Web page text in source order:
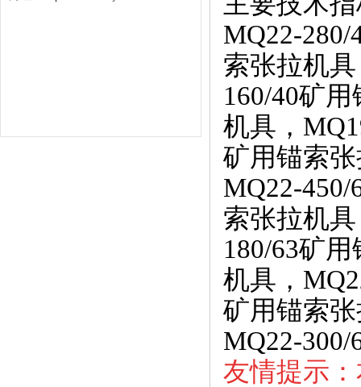
MQ22-
索张拉机
160/40矿
机具，
矿用锚索
MQ22-
索张拉机
180/63矿
机具，
矿用锚索
MQ22-
友情提示